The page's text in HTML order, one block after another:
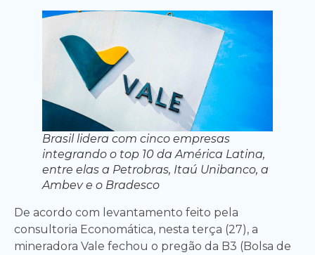
Brasil lidera com cinco empresas
integrando o top 10 da América Latina,
entre elas a Petrobras, Itaú Unibanco, a
Ambev e o Bradesco
De acordo com levantamento feito pela
consultoria Economática, nesta terça (27), a
mineradora Vale fechou o pregão da B3 (Bolsa de